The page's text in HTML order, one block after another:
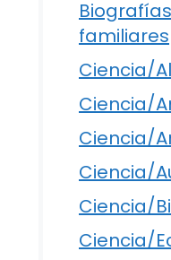
familiares
Ciencia/
Ciencia/
Ciencia/
Ciencia/
Ciencia/
Ciencia/